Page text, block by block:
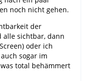
noch nicht gehen.
der
alle sichtbar, dann
oder ich
sogar im
total behämmert